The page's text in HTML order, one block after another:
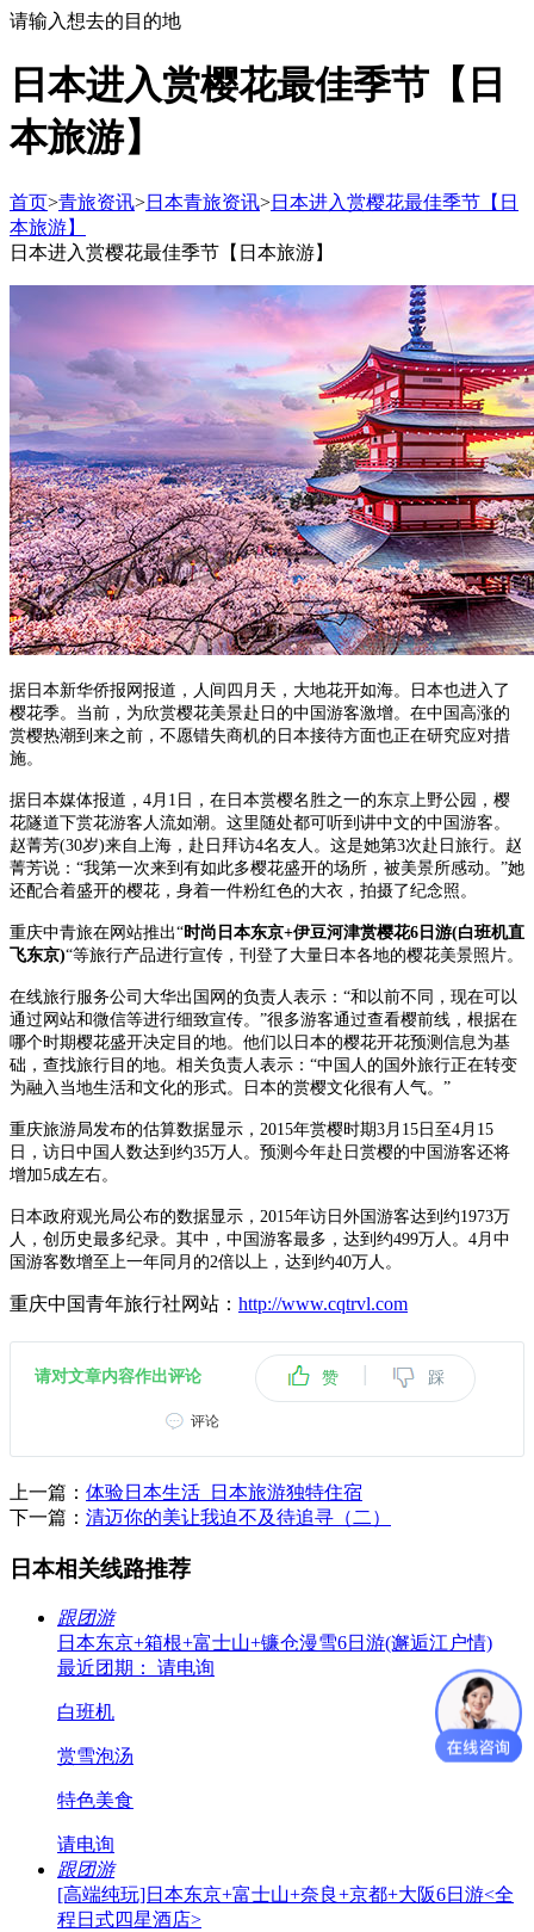
请输入想去的目的地
日本进入赏樱花最佳季节【日
本旅游】
首页>青旅资讯>日本青旅资讯>日本进入赏樱花最佳季节【日
本旅游】
日本进入赏樱花最佳季节【日本旅游】
据日本新华侨报网报道，人间四月天，大地花开如海。日本也进入了
樱花季。当前，为欣赏樱花美景赴日的中国游客激增。在中国高涨的
赏樱热潮到来之前，不愿错失商机的日本接待方面也正在研究应对措
施。
据日本媒体报道，4月1日，在日本赏樱名胜之一的东京上野公园，樱
花隧道下赏花游客人流如潮。这里随处都可听到讲中文的中国游客。
赵菁芳(30岁)来自上海，赴日拜访4名友人。这是她第3次赴日旅行。赵
菁芳说：“我第一次来到有如此多樱花盛开的场所，被美景所感动。”她
还配合着盛开的樱花，身着一件粉红色的大衣，拍摄了纪念照。
重庆中青旅在网站推出“时尚日本东京+伊豆河津赏樱花6日游(白班机直
飞东京)“等旅行产品进行宣传，刊登了大量日本各地的樱花美景照片。
在线旅行服务公司大华出国网的负责人表示：“和以前不同，现在可以
通过网站和微信等进行细致宣传。”很多游客通过查看樱前线，根据在
哪个时期樱花盛开决定目的地。他们以日本的樱花开花预测信息为基
础，查找旅行目的地。相关负责人表示：“中国人的国外旅行正在转变
为融入当地生活和文化的形式。日本的赏樱文化很有人气。”
重庆旅游局发布的估算数据显示，2015年赏樱时期3月15日至4月15
日，访日中国人数达到约35万人。预测今年赴日赏樱的中国游客还将
增加5成左右。
日本政府观光局公布的数据显示，2015年访日外国游客达到约1973万
人，创历史最多纪录。其中，中国游客最多，达到约499万人。4月中
国游客数增至上一年同月的2倍以上，达到约40万人。
重庆中国青年旅行社网站： http://www.cqtrvl.com
请对文章内容作出评论 赞 | 踩
评论
上一篇： 体验日本生活_日本旅游独特住宿
下一篇： 清迈你的美让我迫不及待追寻（二）
日本相关线路推荐
跟团游
日本东京+箱根+富士山+镰仓漫雪6日游(邂逅江户情)
最近团期： 请电询
白班机
赏雪泡汤
特色美食
请电询
跟团游
[高端纯玩]日本东京+富士山+奈良+京都+大阪6日游<全
程日式四星酒店>